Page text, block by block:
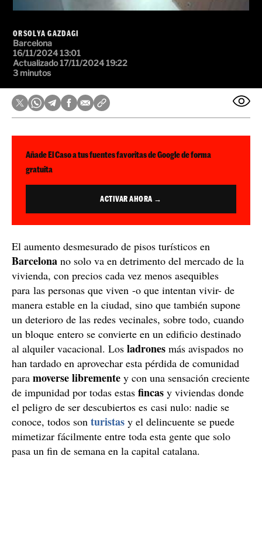
ORSOLYA GAZDAGI
Barcelona
16/11/2024 13:01
Actualizado 17/11/2024 19:22
3 minutos
Añade El Caso a tus fuentes favoritas de Google de forma
gratuita
ACTIVAR AHORA →
El aumento desmesurado de pisos turísticos en
Barcelona no solo va en detrimento del mercado de la
vivienda, con precios cada vez menos asequibles
para las personas que viven -o que intentan vivir- de
manera estable en la ciudad, sino que también supone
un deterioro de las redes vecinales, sobre todo, cuando
un bloque entero se convierte en un edificio destinado
al alquiler vacacional. Los ladrones más avispados no
han tardado en aprovechar esta pérdida de comunidad
para moverse libremente y con una sensación creciente
de impunidad por todas estas fincas y viviendas donde
el peligro de ser descubiertos es casi nulo: nadie se
conoce, todos son turistas y el delincuente se puede
mimetizar fácilmente entre toda esta gente que solo
pasa un fin de semana en la capital catalana.